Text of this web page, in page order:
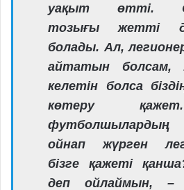
уақыт өтті.
тозығы жетті
болады. Ал,
айтатын болсам,
келетін болса
көтеру
футболшылардың
ойнап жүрген
бізге қажеті
деп ойлаймын, –